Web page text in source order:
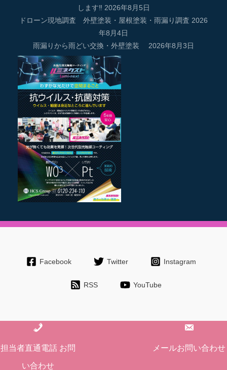
します‼ 2026年8月5日
ドローン現地調査 外壁塗装・屋根塗装・雨漏り調査 2026
年8月4日
雨漏りから雨どい交換・外壁塗装
2026年8月3日
Facebook Twitter Instagram
RSS YouTube
ームの事なら有限会社永井塗装
担当者直通電話 お問
い合わせ
メールお問い合わせ